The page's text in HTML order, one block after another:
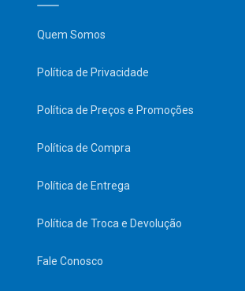
Quem Somos
Política de Privacidade
Política de Preços e Promoções
Política de Compra
Política de Entrega
Política de Troca e Devolução
Fale Conosco